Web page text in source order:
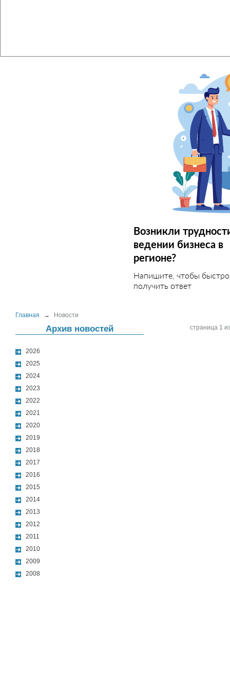
Возникли
ведении бизнеса в
регионе?
Напишите, чтобы быстро
получить ответ
Главная → Новости
Архив новостей
2026
2025
2024
2023
2022
2021
2020
2019
2018
2017
2016
2015
2014
2013
2012
2011
2010
2009
2008
страница 1